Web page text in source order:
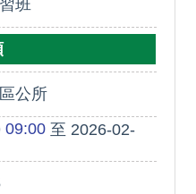
班
公所
09:00至 2026-02-